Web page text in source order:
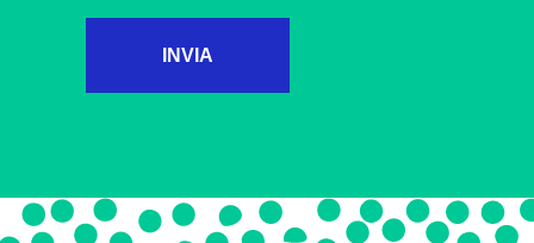
INVIA